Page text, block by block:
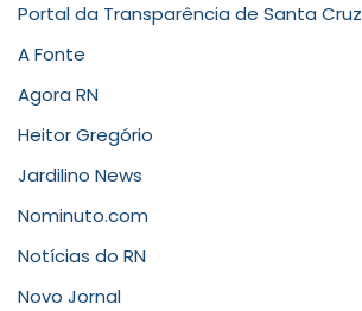
Portal da Transparência de Santa Cruz
A Fonte
Agora RN
Heitor Gregório
Jardilino News
Nominuto.com
Notícias do RN
Novo Jornal